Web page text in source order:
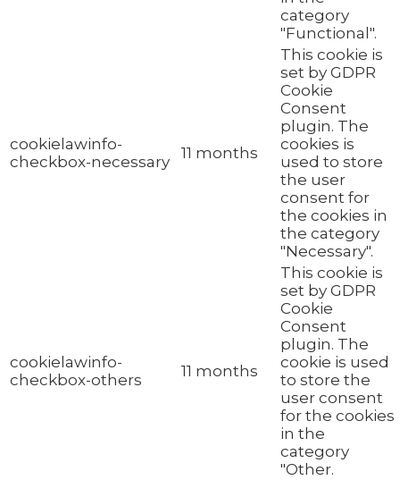
category
"Functional".
cookielawinfo-
checkbox-necessary
11 months
This cookie is
set by GDPR
Cookie
Consent
plugin. The
cookies is
used to store
the user
consent for
the cookies in
the category
"Necessary".
cookielawinfo-
checkbox-others
11 months
This cookie is
set by GDPR
Cookie
Consent
plugin. The
cookie is used
to store the
user consent
for the cookies
in the
category
"Other.